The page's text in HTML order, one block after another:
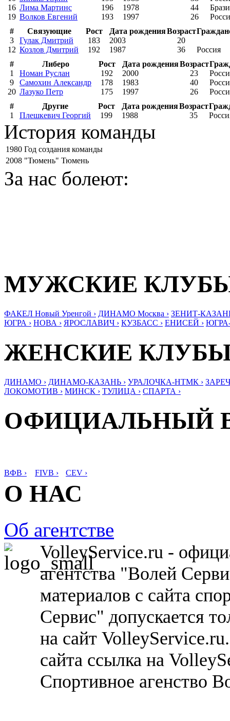
16 Лима Мартинс 196 1978 44
19 Волков Евгений 193 1997 26
#
Связующие Рост Дата рожденияВозраст
3
Гулак Дмитрий 183 2003
20
12 Козлов Дмитрий 192 1987 36
Россия
#
Либеро Рост Дата рожденияВозраст
1
Номан Руслан 192 2000 23
9
Самохин Александр 178 1983 40
20 Лазуко Петр 175 1997 26
#
Другие Рост Дата рожденияВозраст
1
Плешкевич Георгий 199 1988 35
История команды
1980 Год создания команды
2008 "Тюмень" Тюмень
За нас болеют:
МУЖСКИЕ
ФАКЕЛ Новый Уренгой › ДИНАМО Москва › ЗЕНИТ-
ЮГРА › НОВА › ЯРОСЛАВИЧ › КУЗБАСС › ЕНИСЕЙ ›
ЖЕНСКИЕ
ДИНАМО › ДИНАМО-КАЗАНЬ › УРАЛОЧКА-НТМК ›
ЛОКОМОТИВ › МИНСК › ТУЛИЦА › СПАРТА ›
ОФИЦИАЛЬНЫЙ
ВФВ › FIVB › CEV ›
О НАС
Об агентстве
VolleyService.ru -
агентства "Волей
материалов с сайта
Сервис" допускается
на сайт
сайта ссылка на
Спортивное агенство